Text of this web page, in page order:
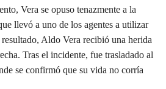
Vera se opuso tenazmente a la
llevó a uno de los agentes a utilizar
Aldo Vera recibió una herida
Tras el incidente, fue trasladado al
se confirmó que su vida no corría